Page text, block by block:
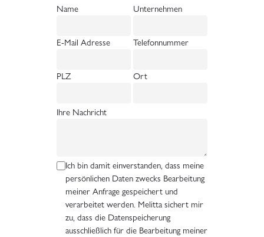
Name Unternehmen
E-Mail Adresse Telefonnummer
PLZ Ort
Ihre Nachricht
Ich bin damit einverstanden, dass meine
persönlichen Daten zwecks Bearbeitung
meiner Anfrage gespeichert und
verarbeitet werden. Melitta sichert mir
zu, dass die Datenspeicherung
ausschließlich für die Bearbeitung meiner